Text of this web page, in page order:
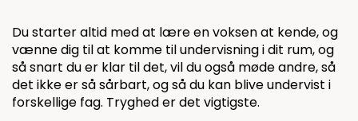
Du starter altid med at lære en voksen at kende, og
vænne dig til at komme til undervisning i dit rum, og
så snart du er klar til det, vil du også møde andre, så
det ikke er så sårbart, og så du kan blive undervist i
forskellige fag. Tryghed er det vigtigste.